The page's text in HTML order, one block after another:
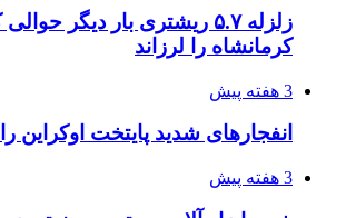
زلزله ۵.۷ ریشتری بار دیگر
کرمانشاه را لرزاند
3 هفته پیش
انفجارهای شدید پایتخت اوکراین
3 هفته پیش